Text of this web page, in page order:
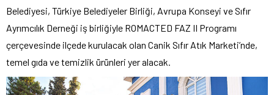
Belediyesi, Türkiye Belediyeler Birliği, Avrupa Konseyi ve Sıfır
Ayrımcılık Derneği iş birliğiyle ROMACTED FAZ II Programı
çerçevesinde ilçede kurulacak olan Canik Sıfır Atık Marketi’nde,
temel gıda ve temizlik ürünleri yer alacak.